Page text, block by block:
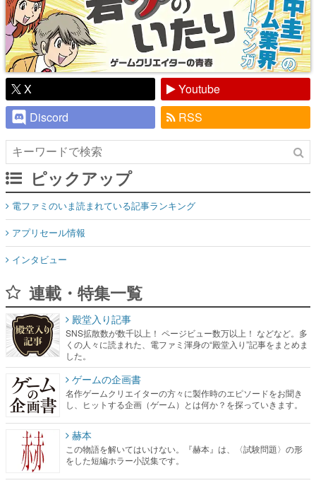
X
Youtube
Discord
RSS
ピックアップ
電ファミのいま読まれている記事ランキング
アプリセール情報
インタビュー
連載・特集一覧
殿堂入り記事
SNS拡散数が数千以上！ ページビュー数万以上！ などなど。多
くの人々に読まれた、電ファミ渾身の“殿堂入り”記事をまとめま
した。
ゲームの企画書
名作ゲームクリエイターの方々に製作時のエピソードをお聞き
し、ヒットする企画（ゲーム）とは何か？を探っていきます。
赫本
この物語を解いてはいけない。『赫本』は、〈試験問題〉の形
をした短編ホラー小説集です。